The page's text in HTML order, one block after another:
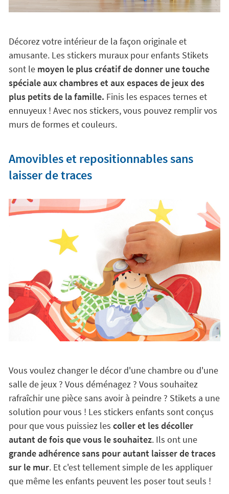
Décorez votre intérieur de la façon originale et
amusante. Les stickers muraux pour enfants Stikets
sont le moyen le plus créatif de donner une touche
spéciale aux chambres et aux espaces de jeux des
plus petits de la famille. Finis les espaces ternes et
ennuyeux ! Avec nos stickers, vous pouvez remplir vos
murs de formes et couleurs.
Amovibles et repositionnables sans
laisser de traces
Vous voulez changer le décor d'une chambre ou d'une
salle de jeux ? Vous déménagez ? Vous souhaitez
rafraîchir une pièce sans avoir à peindre ? Stikets a une
solution pour vous ! Les stickers enfants sont conçus
pour que vous puissiez les coller et les décoller
autant de fois que vous le souhaitez. Ils ont une
grande adhérence sans pour autant laisser de traces
sur le mur. Et c'est tellement simple de les appliquer
que même les enfants peuvent les poser tout seuls !